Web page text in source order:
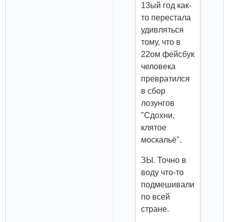
13ый год как-
то перестала
удивляться
тому, что в
22ом фейсбук
человека
превратился
в сбор
лозунгов
"Сдохни,
клятое
москальё".
ЗЫ. Точно в
воду что-то
подмешивали
по всей
стране.